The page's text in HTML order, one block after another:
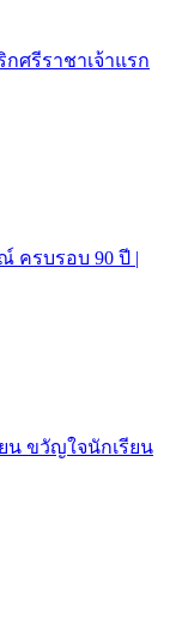
ศรีราชาเจ้าแรก
ครบรอบ 90 ปี |
น ขวัญใจนักเรียน